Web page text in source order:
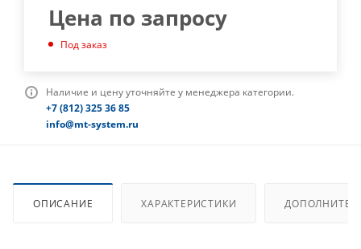
Цена по запросу
Под заказ
Наличие и цену уточняйте у менеджера категории.
+7 (812) 325 36 85
info@mt-system.ru
ОПИСАНИЕ ХАРАКТЕРИСТИКИ